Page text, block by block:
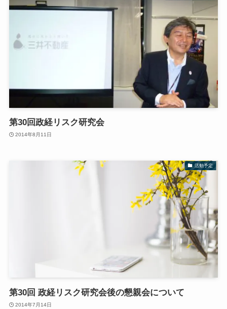
第30回政経リスク研究会
2014年8月11日
活動予定
第30回 政経リスク研究会後の懇親会について
2014年7月14日